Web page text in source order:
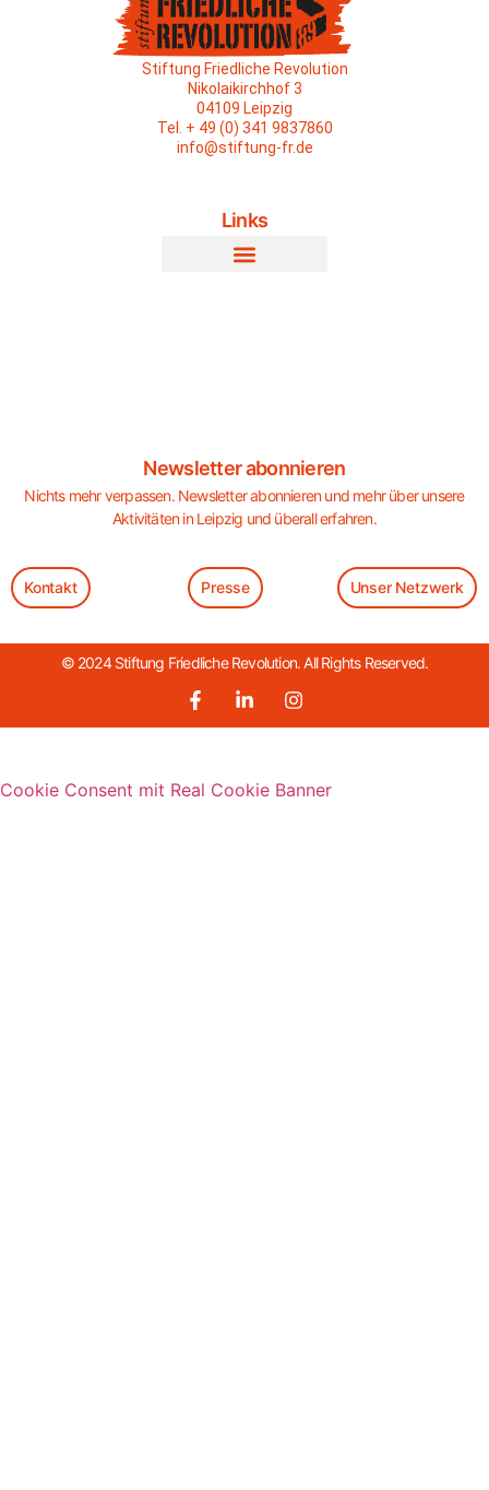
Stiftung Friedliche Revolution
Nikolaikirchhof 3
04109 Leipzig
Tel. + 49 (0) 341 9837860
info@stiftung-fr.de
Links
Newsletter abonnieren
Nichts mehr verpassen. Newsletter abonnieren und mehr über unsere
Aktivitäten in Leipzig und überall erfahren.
Kontakt Presse Unser Netzwerk
© 2024 Stiftung Friedliche Revolution. All Rights Reserved.
Cookie Consent mit Real Cookie Banner